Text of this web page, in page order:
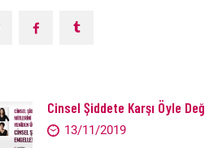
Cinsel Şiddete Karşı Öyle
13/11/2019